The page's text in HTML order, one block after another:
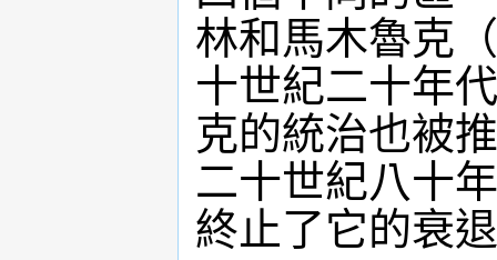
林和馬木魯克
十世紀二十年
克的統治也被
二十世紀八十
終止了它的衰